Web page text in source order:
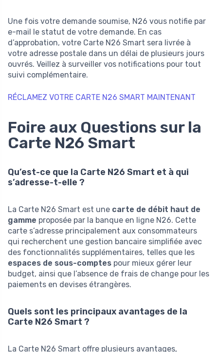
Une fois votre demande soumise, N26 vous notifie par
e-mail le statut de votre demande. En cas
d’approbation, votre Carte N26 Smart sera livrée à
votre adresse postale dans un délai de plusieurs jours
ouvrés. Veillez à surveiller vos notifications pour tout
suivi complémentaire.
RÉCLAMEZ VOTRE CARTE N26 SMART MAINTENANT
Foire aux Questions sur la
Carte N26 Smart
Qu’est-ce que la Carte N26 Smart et à qui
s’adresse-t-elle ?
La Carte N26 Smart est une carte de débit haut de
gamme proposée par la banque en ligne N26. Cette
carte s’adresse principalement aux consommateurs
qui recherchent une gestion bancaire simplifiée avec
des fonctionnalités supplémentaires, telles que les
espaces de sous-comptes pour mieux gérer leur
budget, ainsi que l’absence de frais de change pour les
paiements en devises étrangères.
Quels sont les principaux avantages de la
Carte N26 Smart ?
La Carte N26 Smart offre plusieurs avantages,